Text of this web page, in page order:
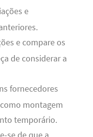
e
e compare os
de considerar a
fornecedores
montagem
temporário.